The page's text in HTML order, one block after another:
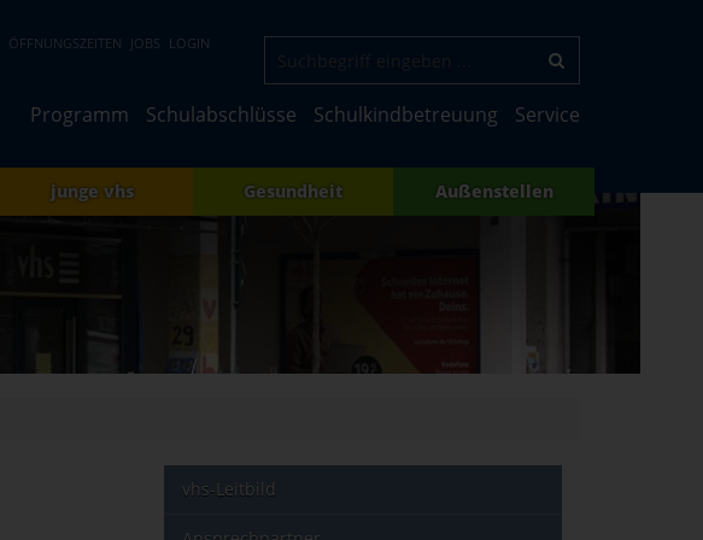
ÖFFNUNGSZEITEN JOBS LOGIN
Programm Schulabschlüsse Schulkindbetreuung Service
junge vhs Gesundheit Außenstellen
vhs-Leitbild